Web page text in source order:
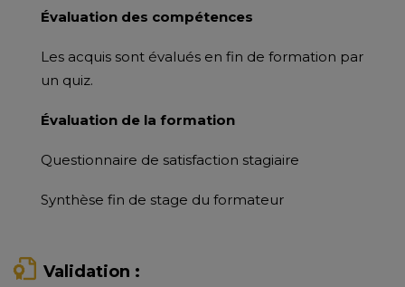
Évaluation des compétences
Les acquis sont évalués en fin de formation par
un quiz.
Évaluation de la formation
Questionnaire de satisfaction stagiaire
Synthèse fin de stage du formateur
Validation :